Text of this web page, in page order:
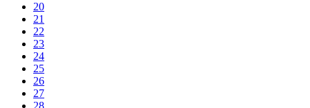
20
21
22
23
24
25
26
27